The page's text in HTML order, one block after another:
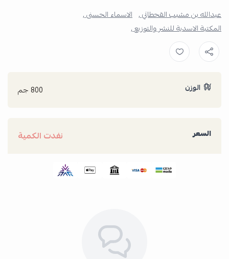
عبدالله بن مشبب القحطاني , الاسماء الحسنى ,
المكتبة الاسدية للنشر والتوزيع ,
الوزن 800 جم
السعر نفدت الكمية